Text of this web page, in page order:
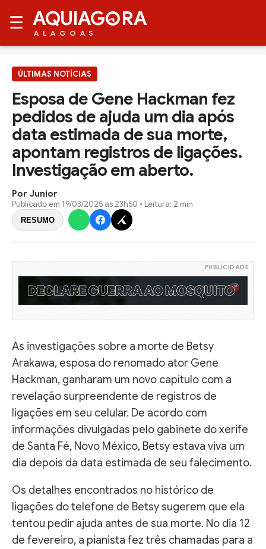
☰ AQUIAG RA
ALAGOAS
ÚLTIMAS NOTÍCIAS
Esposa de Gene Hackman fez
pedidos de ajuda um dia após
data estimada de sua morte,
apontam registros de ligações.
Investigação em aberto.
Por Junior
Publicado em 19/03/2025 às 23h50 • Leitura: 2 min
RESUMO
PUBLICIDADE
As investigações sobre a morte de Betsy
Arakawa, esposa do renomado ator Gene
Hackman, ganharam um novo capítulo com a
revelação surpreendente de registros de
ligações em seu celular. De acordo com
informações divulgadas pelo gabinete do xerife
de Santa Fé, Novo México, Betsy estava viva um
dia depois da data estimada de seu falecimento.
Os detalhes encontrados no histórico de
ligações do telefone de Betsy sugerem que ela
tentou pedir ajuda antes de sua morte. No dia 12
de fevereiro, a pianista fez três chamadas para a